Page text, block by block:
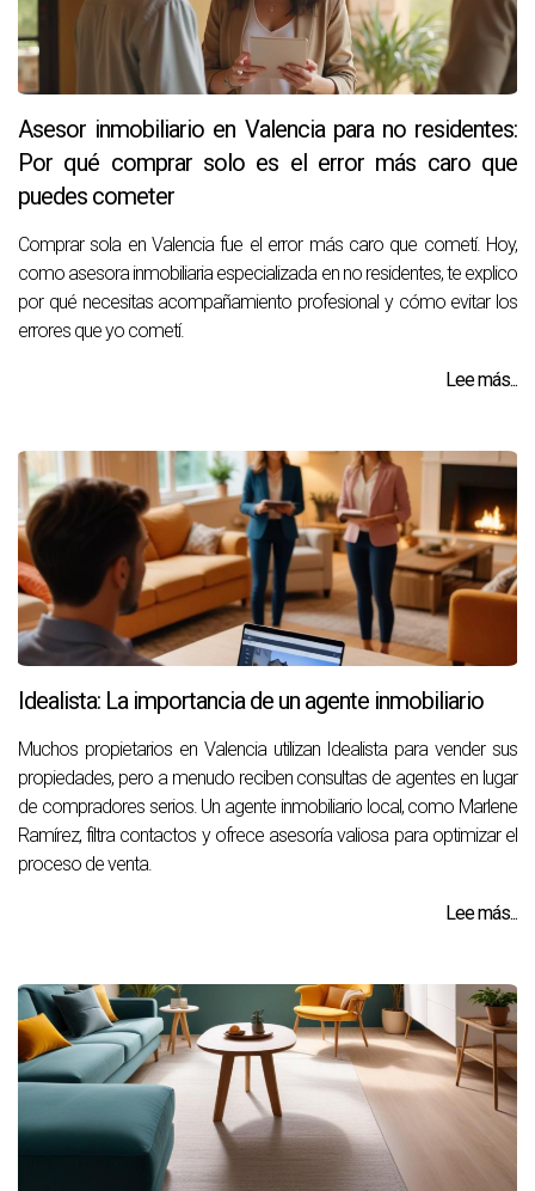
Asesor inmobiliario en Valencia para no residentes:
Por qué comprar solo es el error más caro que
puedes cometer
Comprar sola en Valencia fue el error más caro que cometí. Hoy,
como asesora inmobiliaria especializada en no residentes, te explico
por qué necesitas acompañamiento profesional y cómo evitar los
errores que yo cometí.
Lee más...
Idealista: La importancia de un agente inmobiliario
Muchos propietarios en Valencia utilizan Idealista para vender sus
propiedades, pero a menudo reciben consultas de agentes en lugar
de compradores serios. Un agente inmobiliario local, como Marlene
Ramírez, filtra contactos y ofrece asesoría valiosa para optimizar el
proceso de venta.
Lee más...